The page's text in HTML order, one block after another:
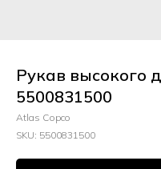
Рукав высокого
5500831500
Atlas Copco
SKU: 5500831500